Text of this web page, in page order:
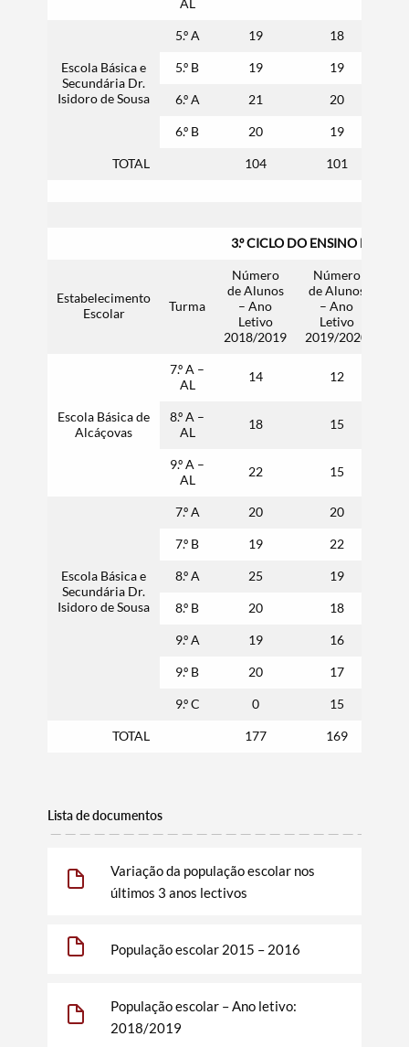
Termo de Pesquisa
Filtros
AL
Escola Básica e
Secundária Dr.
Isidoro de Sousa
5.º A 19 18
5.º B 19 19
6.º A 21 20
6.º B 20 19
TOTAL 104 101
3.º CICLO DO ENSINO BÁSICO
Estabelecimento
Escolar
Turma
Número
de Alunos
– Ano
Letivo
2018/2019
Número
de Alunos
– Ano
Letivo
2019/2020
Escola Básica de
Alcáçovas
7.º A –
AL
14 12
8.º A –
AL
18 15
9.º A –
AL
22 15
Escola Básica e
Secundária Dr.
Isidoro de Sousa
7.º A 20 20
7.º B 19 22
8.º A 25 19
8.º B 20 18
9.º A 19 16
9.º B 20 17
9.º C 0 15
TOTAL 177 169
Lista de documentos
Variação da população escolar nos
últimos 3 anos lectivos
População escolar 2015 – 2016
População escolar – Ano letivo:
2018/2019